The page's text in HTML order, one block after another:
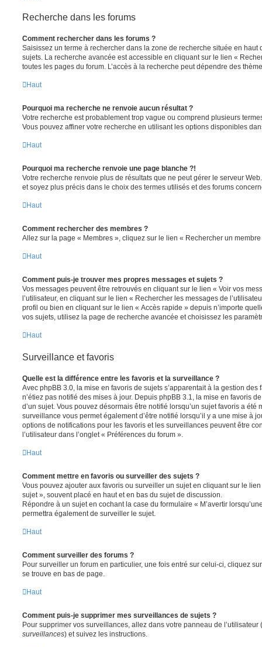
Recherche dans les forums
Comment rechercher dans les forums ?
Saisissez un terme à rechercher dans la zone de recherche située en haut
sujets. La recherche avancée est accessible en cliquant sur le lien «
toutes les pages du forum. L’accès à la recherche peut dépendre des
Haut
Pourquoi ma recherche ne renvoie aucun résultat ?
Votre recherche est probablement trop vague ou comprend plusieurs
Vous pouvez affiner votre recherche en utilisant les options disponibles
Haut
Pourquoi ma recherche renvoie une page blanche ?!
Votre recherche renvoie plus de résultats que ne peut gérer le serveur
et soyez plus précis dans le choix des termes utilisés et des forums
Haut
Comment rechercher des membres ?
Allez sur la page « Membres », cliquez sur le lien « Rechercher un membre
Haut
Comment puis-je trouver mes propres messages et sujets ?
Vos messages peuvent être retrouvés en cliquant sur le lien « Voir vos
l’utilisateur, en cliquant sur le lien « Rechercher les messages de
profil ou bien en cliquant sur le lien « Accès rapide » depuis n’importe
vos sujets, utilisez la page de recherche avancée et choisissez les
Haut
Surveillance et favoris
Quelle est la différence entre les favoris et la surveillance ?
Avec phpBB 3.0, la mise en favoris de sujets s’apparentait à la gestion des
n’étiez pas notifié des mises à jour. Depuis phpBB 3.1, la mise en favoris
d’un sujet. Vous pouvez désormais être notifié lorsqu’un sujet favoris a été
surveillance vous permet également d’être notifié lorsqu’il y a une mise à
options de notifications pour les favoris et les surveillances peuvent être
l’utilisateur dans l’onglet « Préférences du forum ».
Haut
Comment mettre en favoris ou surveiller des sujets ?
Vous pouvez ajouter aux favoris ou surveiller un sujet en cliquant sur le
sujet », souvent placé en haut et en bas du sujet de discussion.
Répondre à un sujet en cochant la case du formulaire « M’avertir
permettra également de surveiller le sujet.
Haut
Comment surveiller des forums ?
Pour surveiller un forum en particulier, une fois entré sur celui-ci, cliquez
se trouve en bas de page.
Haut
Comment puis-je supprimer mes surveillances de sujets ?
Pour supprimer vos surveillances, allez dans votre panneau de l’utilisateur
surveillances) et suivez les instructions.